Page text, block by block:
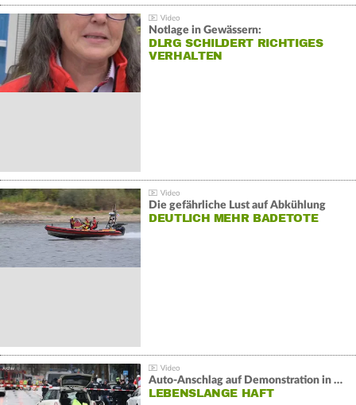
Notlage in Gewässern:
DLRG SCHILDERT RICHTIGES
VERHALTEN
Die gefährliche Lust auf Abkühlung
DEUTLICH MEHR BADETOTE
Auto-Anschlag auf Demonstration in München:
LEBENSLANGE HAFT